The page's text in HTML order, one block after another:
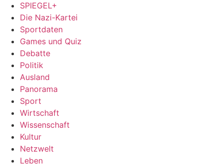
SPIEGEL+
Die Nazi-Kartei
Sportdaten
Games und Quiz
Debatte
Politik
Ausland
Panorama
Sport
Wirtschaft
Wissenschaft
Kultur
Netzwelt
Leben